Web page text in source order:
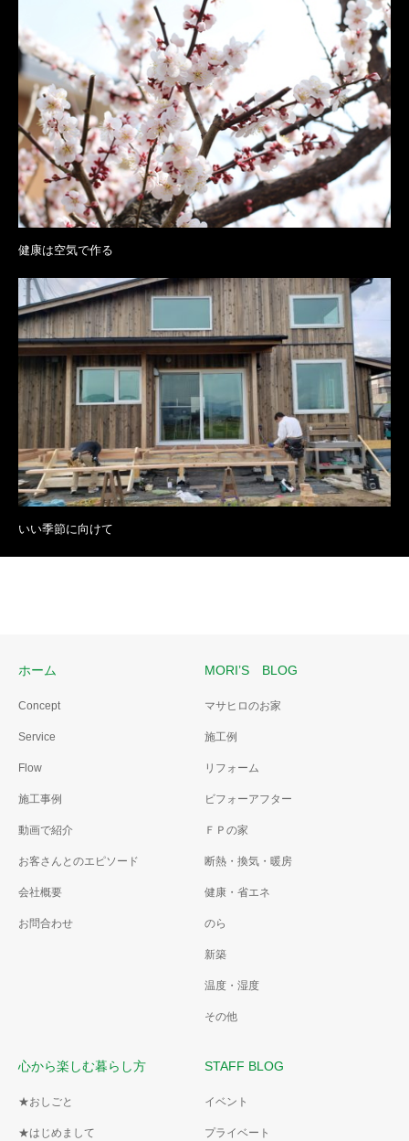
健康は空気で作る
いい季節に向けて
ホーム
Concept
Service
Flow
施工事例
動画で紹介
お客さんとのエピソード
会社概要
お問合わせ
MORI’S BLOG
マサヒロのお家
施工例
リフォーム
ビフォーアフター
ＦＰの家
断熱・換気・暖房
健康・省エネ
のら
新築
温度・湿度
その他
心から楽しむ暮らし方
★おしごと
★はじめまして
STAFF BLOG
イベント
プライベート